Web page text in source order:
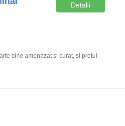
Detalii
bine amenazat si curat, si pretul